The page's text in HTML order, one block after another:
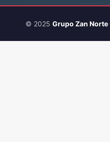
© 2025 Grupo Zan Norte